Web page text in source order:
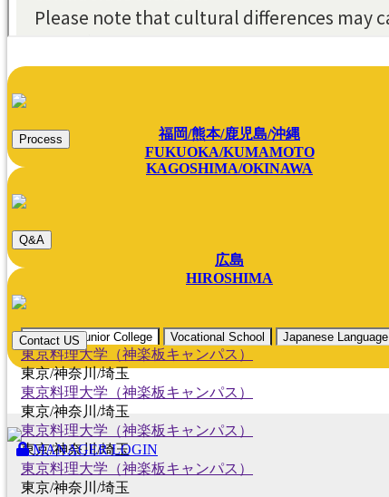
OSAKA/KYOTO
KOBE/NARA
福岡/熊本/鹿児島/沖縄
FUKUOKA/KUMAMOTO
KAGOSHIMA/OKINAWA
広島
HIROSHIMA
College / Junior College Vocational School Japanese Language
東京料理大学（神楽板キャンパス）
東京/神奈川/埼玉
東京料理大学（神楽板キャンパス）
東京/神奈川/埼玉
東京料理大学（神楽板キャンパス）
東京/神奈川/埼玉
東京料理大学（神楽板キャンパス）
東京/神奈川/埼玉
Process
Q&A
Contact US
MANAGER LOGIN